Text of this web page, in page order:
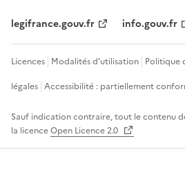
legifrance.gouv.fr info.gouv.fr
Licences Modalités d'utilisation Politique
légales Accessibilité : partiellement
Sauf indication contraire, tout le contenu
la licenceOpen Licence 2.0